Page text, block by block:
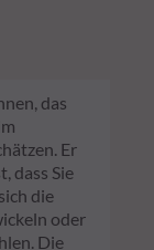
das
Er
dass Sie
die
oder
Die